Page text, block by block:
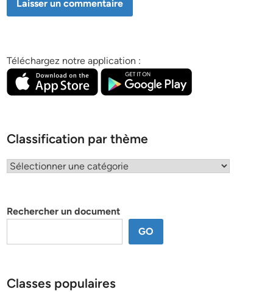
Téléchargez notre application :
Classification par thème
Classification
Rechercher un document
GO
Classes populaires